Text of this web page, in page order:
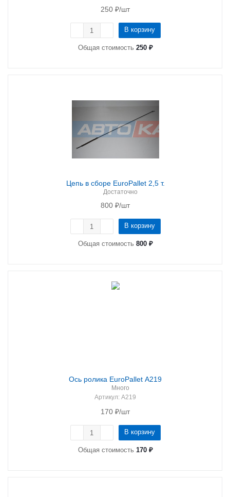
250 ₽/шт
В корзину
Общая стоимость 250 ₽
Цепь в сборе EuroPallet 2,5 т.
Достаточно
800 ₽/шт
В корзину
Общая стоимость 800 ₽
Ось ролика EuroPallet A219
Много
Артикул: A219
170 ₽/шт
В корзину
Общая стоимость 170 ₽